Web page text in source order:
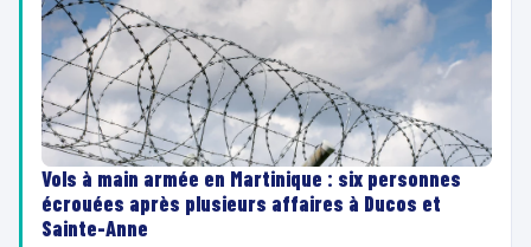
Vols à main armée en Martinique : six personnes
écrouées après plusieurs affaires à Ducos et
Sainte-Anne